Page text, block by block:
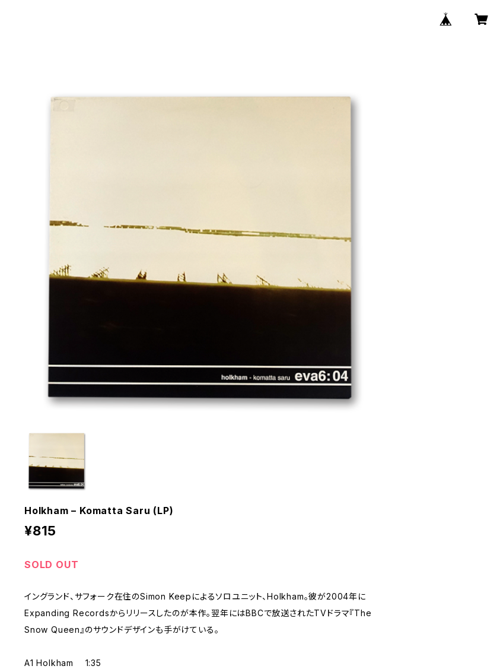
Holkham ‎– Komatta Saru (LP)
¥815
SOLD OUT
イングランド、サフォーク在住のSimon Keepによるソロユニット、Holkham。彼が2004年に
Expanding Recordsからリリースしたのが本作。翌年にはBBCで放送されたTVドラマ『The
Snow Queen』のサウンドデザインも手がけている。
A1 Holkham 1:35